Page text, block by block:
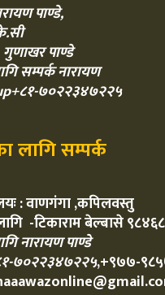
पाण्डे,
पाण्डे
सम्पर्क नारायण
७०२२३४७२२५
लागि सम्पर्क
: वाणगंगा ,कपिलवस्तु
-टिकाराम बेल्बासे
नारायण पाण्डे
७०२२३४७२२५,+९७७-